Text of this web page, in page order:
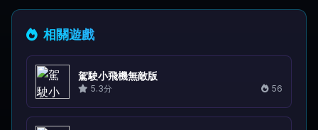
相關遊戲
駕駛小飛機無敵版
5.3分 56